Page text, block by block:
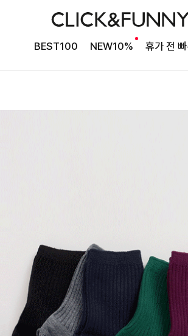
BEST100 NEW10% 휴가 전